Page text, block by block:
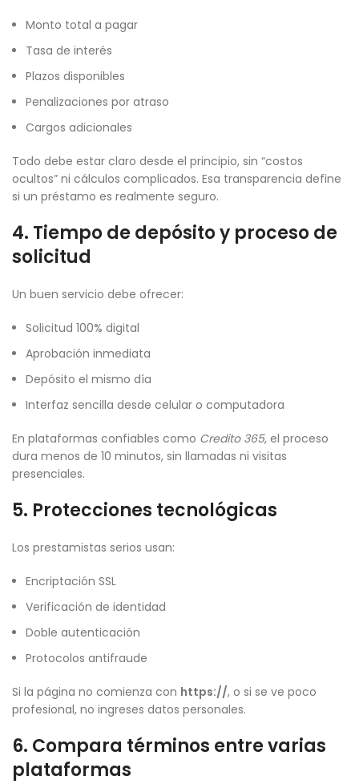
Monto total a pagar
Tasa de interés
Plazos disponibles
Penalizaciones por atraso
Cargos adicionales
Todo debe estar claro desde el principio, sin “costos
ocultos” ni cálculos complicados. Esa transparencia define
si un préstamo es realmente seguro.
4. Tiempo de depósito y proceso de
solicitud
Un buen servicio debe ofrecer:
Solicitud 100% digital
Aprobación inmediata
Depósito el mismo día
Interfaz sencilla desde celular o computadora
En plataformas confiables como Credito 365, el proceso
dura menos de 10 minutos, sin llamadas ni visitas
presenciales.
5. Protecciones tecnológicas
Los prestamistas serios usan:
Encriptación SSL
Verificación de identidad
Doble autenticación
Protocolos antifraude
Si la página no comienza con https://, o si se ve poco
profesional, no ingreses datos personales.
6. Compara términos entre varias
plataformas